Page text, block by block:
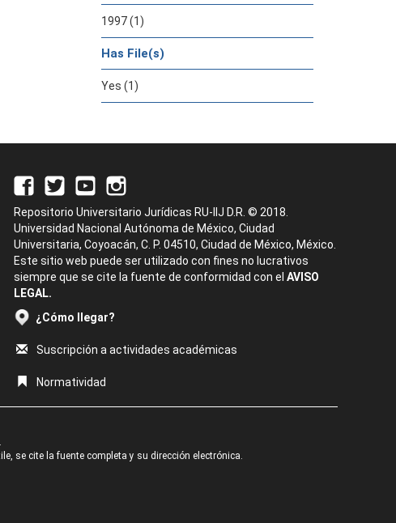
1997 (1)
Has File(s)
Yes (1)
Repositorio Universitario Jurídicas RU-IIJ D.R. © 2018.
Universidad Nacional Autónoma de México, Ciudad
Universitaria, Coyoacán, C. P. 04510, Ciudad de México, México.
Este sitio web puede ser utilizado con fines no lucrativos
siempre que se cite la fuente de conformidad con el AVISO
LEGAL.
¿Cómo llegar?
Suscripción a actividades académicas
Normatividad
se cite la fuente completa y su dirección electrónica.